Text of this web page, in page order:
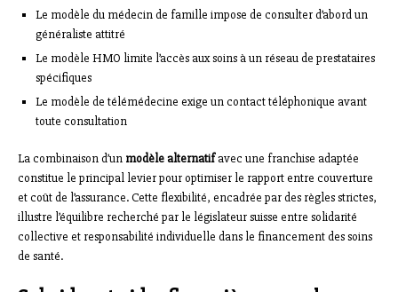
Le modèle du médecin de famille impose de consulter d’abord un
généraliste attitré
Le modèle HMO limite l’accès aux soins à un réseau de prestataires
spécifiques
Le modèle de télémédecine exige un contact téléphonique avant
toute consultation
La combinaison d’un modèle alternatifavec une franchise adaptée
constitue le principal levier pour optimiser le rapport entre couverture
et coût de l’assurance. Cette flexibilité, encadrée par des règles strictes,
illustre l’équilibre recherché par le législateur suisse entre solidarité
collective et responsabilité individuelle dans le financement des soins
de santé.